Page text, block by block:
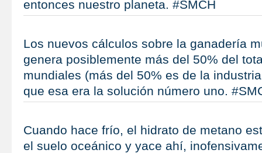
entonces nuestro planeta. #SMCH
Los nuevos cálculos sobre la ganadería
genera posiblemente más del 50% del
mundiales (más del 50% es de la
que esa era la solución número uno.
Cuando hace frío, el hidrato de metano
el suelo oceánico y yace ahí,